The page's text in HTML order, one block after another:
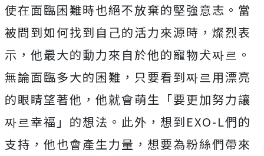
使在面臨困難時也絕不放棄的堅強意志。當
被問到如何找到自己的活力來源時，燦烈表
示，他最大的動力來自於他的寵物犬짜르。
無論面臨多大的困難，只要看到짜르用漂亮
的眼睛望著他，他就會萌生「要更加努力讓
짜르幸福」的想法。此外，想到EXO-L們的
支持，他也會產生力量，想要為粉絲們帶來